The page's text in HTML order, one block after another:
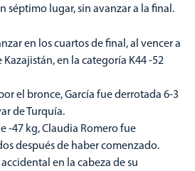
séptimo lugar, sin avanzar a la final.
en los cuartos de final, al vencer a
Kazajistán, en la categoría K44 -52
el bronce, García fue derrotada 6-3
de Turquía.
-47 kg, Claudia Romero fue
después de haber comenzado.
en la cabeza de su